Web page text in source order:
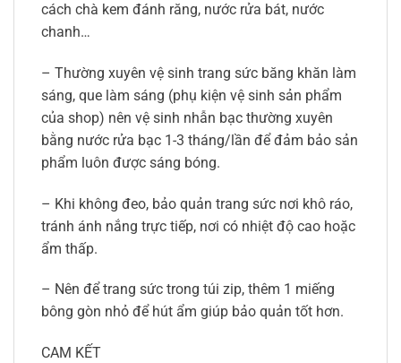
cách chà kem đánh răng, nước rửa bát, nước
chanh…
– Thường xuyên vệ sinh trang sức băng khăn làm
sáng, que làm sáng (phụ kiện vệ sinh sản phẩm
của shop) nên vệ sinh nhẫn bạc thường xuyên
bằng nước rửa bạc 1-3 tháng/lần để đảm bảo sản
phẩm luôn được sáng bóng.
– Khi không đeo, bảo quản trang sức nơi khô ráo,
tránh ánh nắng trực tiếp, nơi có nhiệt độ cao hoặc
ẩm thấp.
– Nên để trang sức trong túi zip, thêm 1 miếng
bông gòn nhỏ để hút ẩm giúp bảo quản tốt hơn.
CAM KẾT